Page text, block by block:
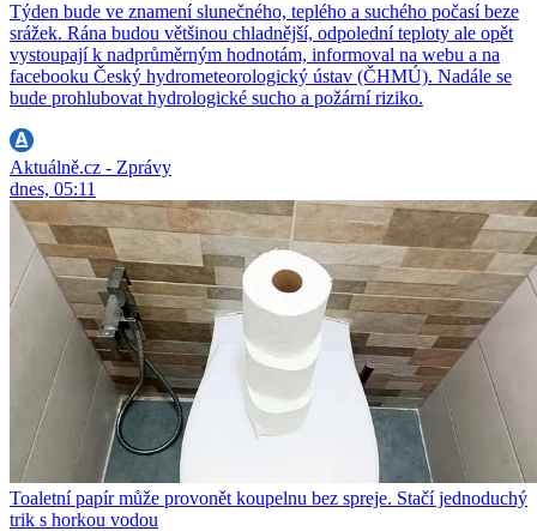
Týden bude ve znamení slunečného, teplého a suchého počasí beze
srážek. Rána budou většinou chladnější, odpolední teploty ale opět
vystoupají k nadprůměrným hodnotám, informoval na webu a na
facebooku Český hydrometeorologický ústav (ČHMÚ). Nadále se
bude prohlubovat hydrologické sucho a požární riziko.
Aktuálně.cz - Zprávy
dnes, 05:11
Toaletní papír může provonět koupelnu bez spreje. Stačí jednoduchý
trik s horkou vodou